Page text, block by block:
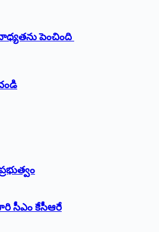
పెంచింది
సీఎం కేసీఆరే